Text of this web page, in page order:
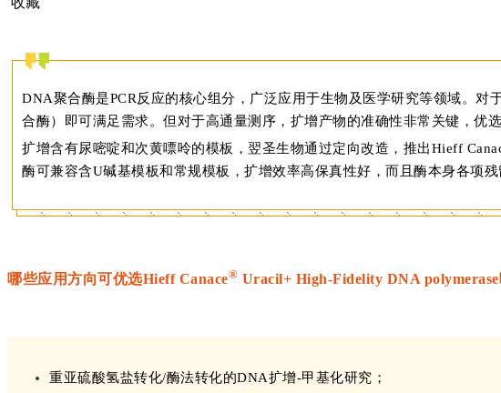
DNA聚合酶是PCR反应的核心组分，广泛应用于生物及医学研究等领域。对
合酶）即可满足需求。但对于高通量测序，扩增产物的准确性非常关键，优
扩增含有尿嘧啶和次黄嘌呤的模板，翌圣生物通过定向改造，推出Hieff
酶可兼容含U碱基模板和常规模板，扩增效率高保真性好，而且酶本身各项
哪些应用方向可优选Hieff Canace® Uracil+ High-Fidelity DNA polymerase
重亚硫酸氢盐转化/酶法转化的DNA扩增-甲基化研究；